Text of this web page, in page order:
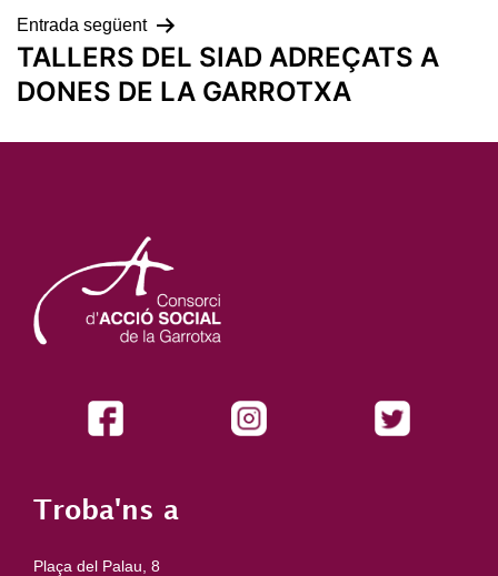
Entrada següent
TALLERS DEL SIAD ADREÇATS A
DONES DE LA GARROTXA
Troba'ns a
Plaça del Palau, 8